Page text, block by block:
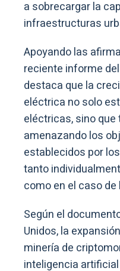
a sobrecargar la
infraestructuras
Apoyando las
reciente informe del
destaca que la
eléctrica no solo
eléctricas, sino
amenazando los
establecidos por
tanto
como en el caso de
Según el
Unidos, la
minería de
inteligencia